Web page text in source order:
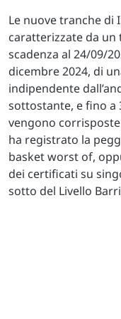
Le nuove tranche di
caratterizzate da un
scadenza al 24/09/
dicembre 2024, di
indipendente
sottostante, e fino a
vengono
ha registrato la
basket worst of,
dei certificati su
sotto del Livello